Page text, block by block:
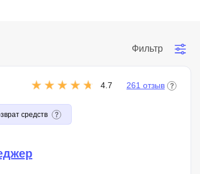
Фильтр
4.7 261 отзыв
средств